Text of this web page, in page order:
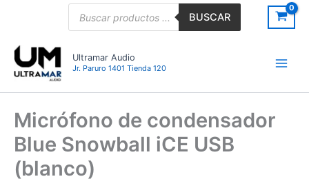
BUSCAR
Ultramar Audio
Jr. Paruro 1401 Tienda 120
Micrófono de condensador
Blue Snowball iCE USB
(blanco)